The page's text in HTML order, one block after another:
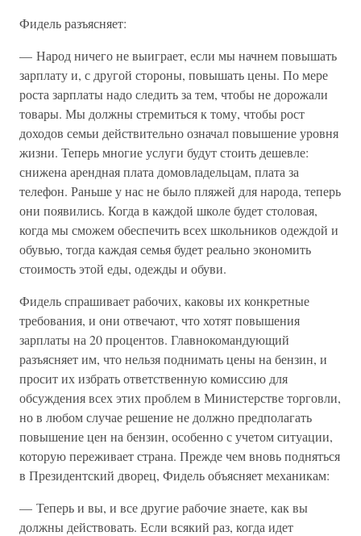
Фидель разъясняет:
— Народ ничего не выиграет, если мы начнем повышать
зарплату и, с другой стороны, повышать цены. По мере
роста зарплаты надо следить за тем, чтобы не дорожали
товары. Мы должны стремиться к тому, чтобы рост
доходов семьи действительно означал повышение уровня
жизни. Теперь многие услуги будут стоить дешевле:
снижена арендная плата домовладельцам, плата за
телефон. Раньше у нас не было пляжей для народа, теперь
они появились. Когда в каждой школе будет столовая,
когда мы сможем обеспечить всех школьников одеждой и
обувью, тогда каждая семья будет реально экономить
стоимость этой еды, одежды и обуви.
Фидель спрашивает рабочих, каковы их конкретные
требования, и они отвечают, что хотят повышения
зарплаты на 20 процентов. Главнокомандующий
разъясняет им, что нельзя поднимать цены на бензин, и
просит их избрать ответственную комиссию для
обсуждения всех этих проблем в Министерстве торговли,
но в любом случае решение не должно предполагать
повышение цен на бензин, особенно с учетом ситуации,
которую переживает страна. Прежде чем вновь подняться
в Президентский дворец, Фидель объясняет механикам:
— Теперь и вы, и все другие рабочие знаете, как вы
должны действовать. Если всякий раз, когда идет